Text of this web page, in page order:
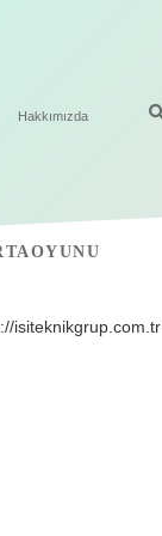
Hakkımızda
isiteknikgrup.com.tr